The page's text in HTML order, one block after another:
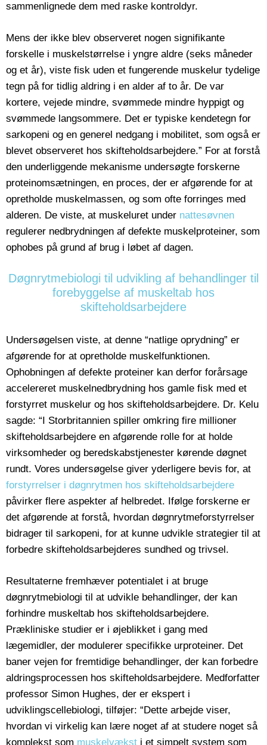
sammenlignede dem med raske kontroldyr.
Mens der ikke blev observeret nogen signifikante
forskelle i muskelstørrelse i yngre aldre (seks måneder
og et år), viste fisk uden et fungerende muskelur tydelige
tegn på for tidlig aldring i en alder af to år. De var
kortere, vejede mindre, svømmede mindre hyppigt og
svømmede langsommere. Det er typiske kendetegn for
sarkopeni og en generel nedgang i mobilitet, som også er
blevet observeret hos skifteholdsarbejdere.” For at forstå
den underliggende mekanisme undersøgte forskerne
proteinomsætningen, en proces, der er afgørende for at
opretholde muskelmassen, og som ofte forringes med
alderen. De viste, at muskeluret under nattesøvnen
regulerer nedbrydningen af defekte muskelproteiner, som
ophobes på grund af brug i løbet af dagen.
Døgnrytmebiologi til udvikling af behandlinger til
forebyggelse af muskeltab hos
skifteholdsarbejdere
Undersøgelsen viste, at denne “natlige oprydning” er
afgørende for at opretholde muskelfunktionen.
Ophobningen af defekte proteiner kan derfor forårsage
accelereret muskelnedbrydning hos gamle fisk med et
forstyrret muskelur og hos skifteholdsarbejdere. Dr. Kelu
sagde: “I Storbritannien spiller omkring fire millioner
skifteholdsarbejdere en afgørende rolle for at holde
virksomheder og beredskabstjenester kørende døgnet
rundt. Vores undersøgelse giver yderligere bevis for, at
forstyrrelser i døgnrytmen hos skifteholdsarbejdere
påvirker flere aspekter af helbredet. Ifølge forskerne er
det afgørende at forstå, hvordan døgnrytmeforstyrrelser
bidrager til sarkopeni, for at kunne udvikle strategier til at
forbedre skifteholdsarbejderes sundhed og trivsel.
Resultaterne fremhæver potentialet i at bruge
døgnrytmebiologi til at udvikle behandlinger, der kan
forhindre muskeltab hos skifteholdsarbejdere.
Prækliniske studier er i øjeblikket i gang med
lægemidler, der modulerer specifikke urproteiner. Det
baner vejen for fremtidige behandlinger, der kan forbedre
aldringsprocessen hos skifteholdsarbejdere. Medforfatter
professor Simon Hughes, der er ekspert i
udviklingscellebiologi, tilføjer: “Dette arbejde viser,
hvordan vi virkelig kan lære noget af at studere noget så
komplekst som muskelvækst i et simpelt system som